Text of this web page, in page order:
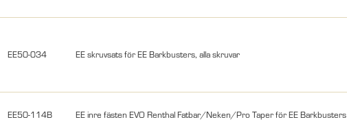
EE50-034 EE skruvsats för EE Barkbusters, alla skruvar
EE50-114B EE inre fästen EVO Renthal Fatbar/Neken/Pro Taper för EE Barkbusters